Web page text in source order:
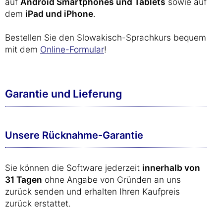
dem iPad und iPhone.
Bestellen Sie den Slowakisch-Sprachkurs bequem
mit dem Online-Formular!
Garantie und Lieferung
Unsere Rücknahme-Garantie
Sie können die Software jederzeit innerhalb von
31 Tagen ohne Angabe von Gründen an uns
zurück senden und erhalten Ihren Kaufpreis
zurück erstattet.